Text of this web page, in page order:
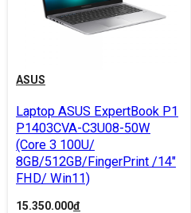
ASUS
Laptop ASUS ExpertBook P1
P1403CVA-C3U08-50W
(Core 3 100U/
8GB/512GB/FingerPrint /14"
FHD/ Win11)
15.350.000đ